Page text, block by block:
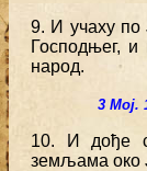
9. И учаху по
Господњег, и
народ.
3 Мој.
10. И дође
земљама око